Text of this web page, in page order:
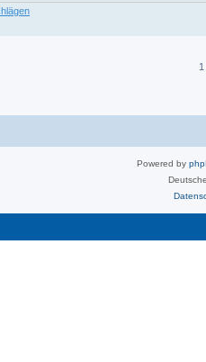
Powered by